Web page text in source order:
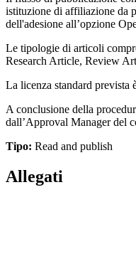
istituzione di affiliazione da
dell'adesione all’opzione
Le tipologie di articoli
Research Article, Review
La licenza standard prevista
A conclusione della
dall’Approval Manager del
Tipo: Read and publish
Allegati